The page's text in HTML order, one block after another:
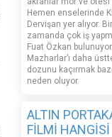
Hemen enselerinde
Dervişan yer alıyor.
zamanda çok iş
Fuat Özkan
Mazharlar’ı daha
dozunu kaçırmak
neden oluyor.
ALTIN
FİLMİ HANGİSİ